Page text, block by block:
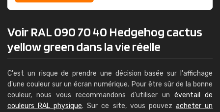
Voir RAL 090 70 40 Hedgehog cactus
yellow green dans la vie réelle
C'est un risque de prendre une décision basée sur l'affichage
d'une couleur sur un écran numérique. Pour être sûr de la bonne
couleur, nous vous recommandons d'utiliser un éventail de
couleurs RAL physique. Sur ce site, vous pouvez acheter un